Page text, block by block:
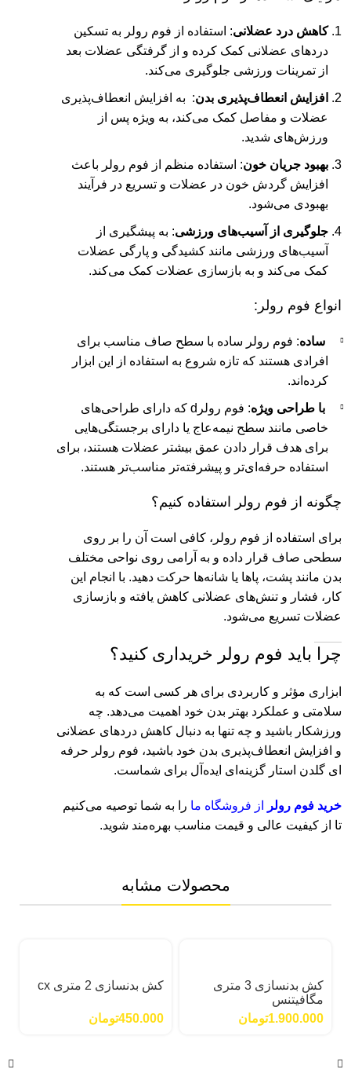
کاهش درد عضلانی: استفاده از فوم رولر به تسکین
دردهای عضلانی کمک کرده و از گرفتگی عضلات بعد
از تمرینات ورزشی جلوگیری می‌کند.
افزایش انعطاف‌پذیری بدن: به افزایش انعطاف‌پذیری
عضلات و مفاصل کمک می‌کند، به ویژه پس از
ورزش‌های شدید.
بهبود جریان خون: استفاده منظم از فوم رولر باعث
افزایش گردش خون در عضلات و تسریع در فرآیند
بهبودی می‌شود.
جلوگیری از آسیب‌های ورزشی: به پیشگیری از
آسیب‌های ورزشی مانند کشیدگی و پارگی عضلات
کمک می‌کند و به بازسازی عضلات کمک می‌کند.
انواع فوم رولر:
ساده: فوم رولر ساده با سطح صاف مناسب برای
افرادی هستند که تازه شروع به استفاده از این ابزار
کرده‌اند.
با طراحی ویژه
: فوم رولرd که دارای طراحی‌های
خاصی مانند سطح نیمه‌عاج یا دارای برجستگی‌هایی
برای هدف قرار دادن عمق بیشتر عضلات هستند، برای
استفاده حرفه‌ای‌تر و پیشرفته‌تر مناسب‌تر هستند.
چگونه از فوم رولر استفاده کنیم؟
برای استفاده از فوم رولر، کافی است آن را بر روی
سطحی صاف قرار داده و به آرامی روی نواحی مختلف
بدن مانند پشت، پاها یا شانه‌ها حرکت دهید. با انجام این
کار، فشار و تنش‌های عضلانی کاهش یافته و بازسازی
عضلات تسریع می‌شود.
چرا باید فوم رولر خریداری کنید؟
ابزاری مؤثر و کاربردی برای هر کسی است که به
سلامتی و عملکرد بهتر بدن خود اهمیت می‌دهد. چه
ورزشکار باشید و چه تنها به دنبال کاهش دردهای عضلانی
و افزایش انعطاف‌پذیری بدن خود باشید، فوم رولر حرفه
ای گلدن استار گزینه‌ای ایده‌آل برای شماست.
خرید فوم رولر از فروشگاه ما را به شما توصیه می‌کنیم
تا از کیفیت عالی و قیمت مناسب بهره‌مند شوید.
محصولات مشابه
کش بدنسازی 3 متری
مگافیتنس
تومان1.900.000
کش بدنسازی 2 متری cx
تومان450.000